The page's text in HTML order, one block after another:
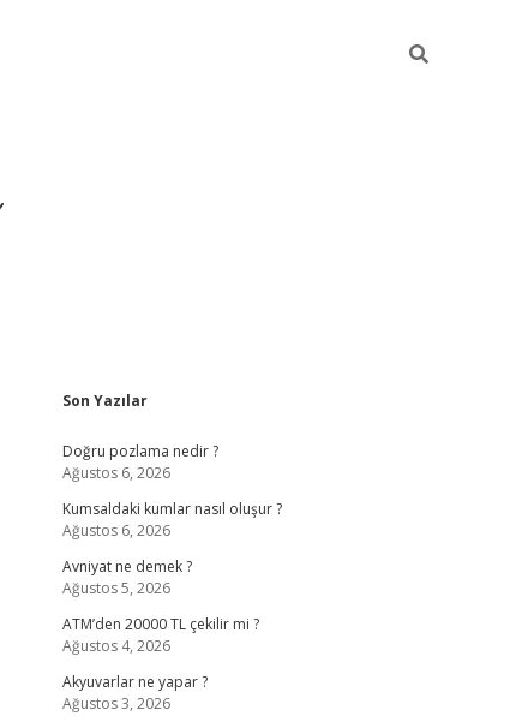
Sidebar
Son Yazılar
Doğru pozlama nedir ?
Ağustos 6, 2026
Kumsaldaki kumlar nasıl oluşur ?
Ağustos 6, 2026
Avniyat ne demek ?
Ağustos 5, 2026
ATM’den 20000 TL çekilir mi ?
Ağustos 4, 2026
Akyuvarlar ne yapar ?
Ağustos 3, 2026